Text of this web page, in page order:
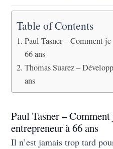
Table of Contents
Paul Tasner – Comment je
66 ans
Thomas Suarez –
ans
Paul Tasner – Comment
entrepreneur à 66 ans
Il n’est jamais trop tard